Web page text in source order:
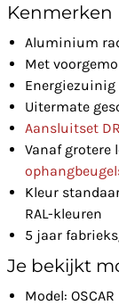
Kenmerken
Aluminium
Met
Energiezuinig
Uitermate
Aansluitset
Vanaf grotere
Kleur
RAL-kleuren
5 jaar
Je bekijkt
Model: OSCAR